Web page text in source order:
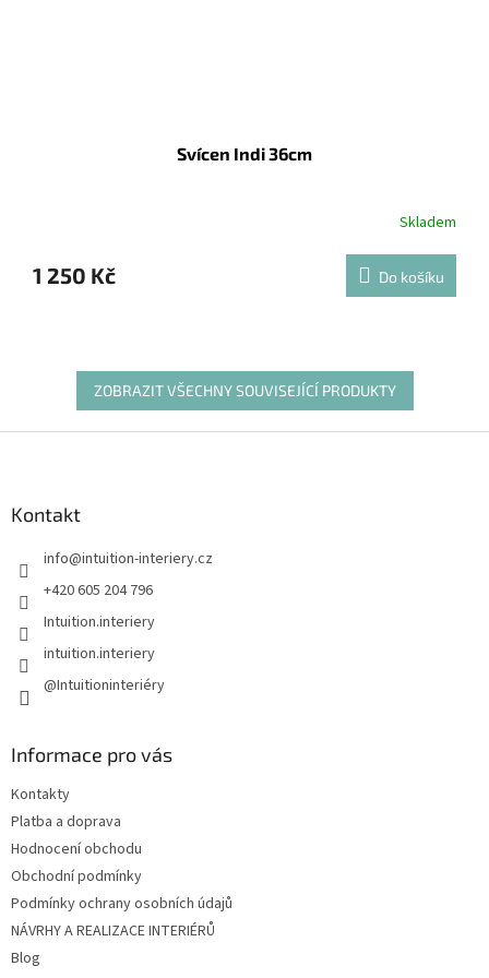
Svícen Indi 36cm
Skladem
1 250 Kč Do košíku
ZOBRAZIT VŠECHNY SOUVISEJÍCÍ PRODUKTY
Kontakt
info@intuition-interiery.cz
+420 605 204 796
Intuition.interiery
intuition.interiery
@Intuitioninteriéry
Informace pro vás
Kontakty
Platba a doprava
Hodnocení obchodu
Obchodní podmínky
Podmínky ochrany osobních údajů
NÁVRHY A REALIZACE INTERIÉRŮ
Blog